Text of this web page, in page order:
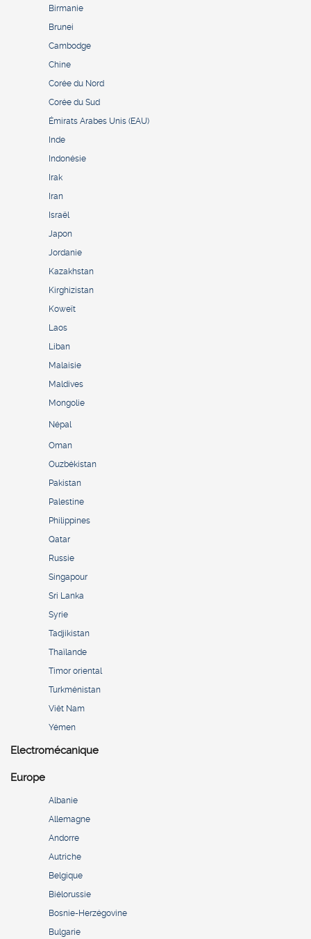
Birmanie
Brunei
Cambodge
Chine
Corée du Nord
Corée du Sud
Émirats Arabes Unis (EAU)
Inde
Indonésie
Irak
Iran
Israël
Japon
Jordanie
Kazakhstan
Kirghizistan
Koweït
Laos
Liban
Malaisie
Maldives
Mongolie
Népal
Oman
Ouzbékistan
Pakistan
Palestine
Philippines
Qatar
Russie
Singapour
Sri Lanka
Syrie
Tadjikistan
Thaïlande
Timor oriental
Turkménistan
Viêt Nam
Yémen
Electromécanique
Europe
Albanie
Allemagne
Andorre
Autriche
Belgique
Biélorussie
Bosnie-Herzégovine
Bulgarie